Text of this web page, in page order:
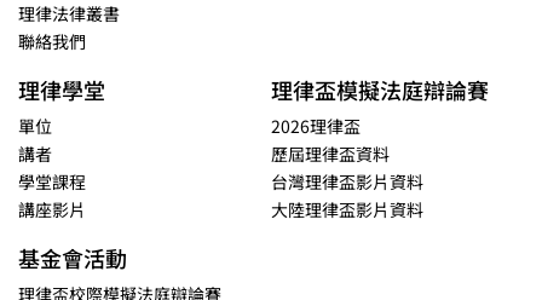
理律法律叢書
聯絡我們
理律學堂
單位
講者
學堂課程
講座影片
理律盃模擬法庭辯論賽
2026理律盃
歷屆理律盃資料
台灣理律盃影片資料
大陸理律盃影片資料
基金會活動
理律盃校際模擬法庭辯論賽